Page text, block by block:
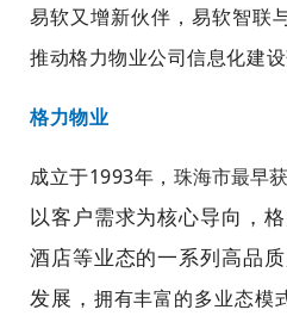
易软又增新伙伴，易软智联
推动格力物业公司信息化建
格力物业
成立于1993年， 珠海市最早
以客户需求为核心导向，
酒店等业态的一系列高品
发展， 拥有丰富的多业态模